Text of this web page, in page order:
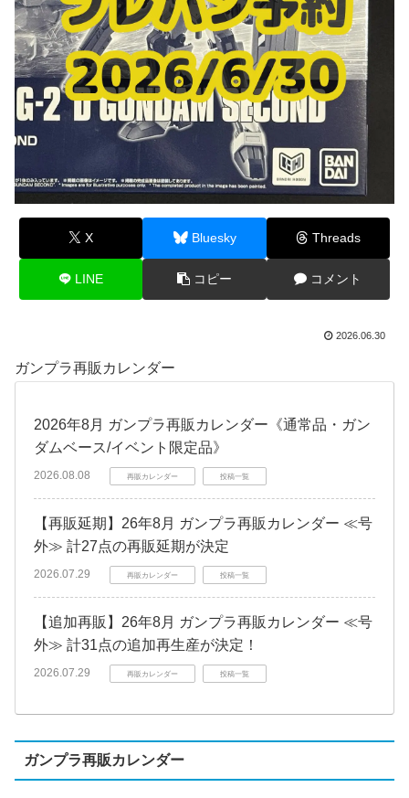
X Bluesky Threads
LINE コピー コメント
2026.06.30
ガンプラ再販カレンダー
2026年8月 ガンプラ再販カレンダー《通常品・ガン
ダムベース/イベント限定品》
2026.08.08 再販カレンダー 投稿一覧
【再販延期】26年8月 ガンプラ再販カレンダー ≪号
外≫ 計27点の再販延期が決定
2026.07.29 再販カレンダー 投稿一覧
【追加再販】26年8月 ガンプラ再販カレンダー ≪号
外≫ 計31点の追加再生産が決定！
2026.07.29 再販カレンダー 投稿一覧
ガンプラ再販カレンダー